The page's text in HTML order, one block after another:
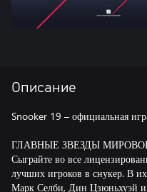
Описание
Snooker 19 – официальная
ГЛАВНЫЕ ЗВЕЗДЫ
Сыграйте во все
лучших игроков в снукер. В
Марк Селби, Дин Цзюньхуэй и